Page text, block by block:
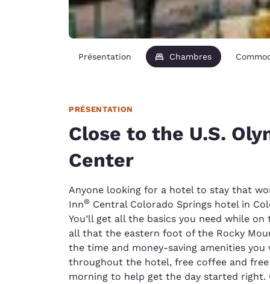
Australia
English
Présentation Chambres
PRÉSENTATION
Close to the U.S.
Center
Anyone looking for a hotel to stay that
Inn® Central Colorado Springs hotel in
You’ll get all the basics you need while
all that the eastern foot of the Rocky
the time and money-saving amenities
throughout the hotel, free coffee and
morning to help get the day started